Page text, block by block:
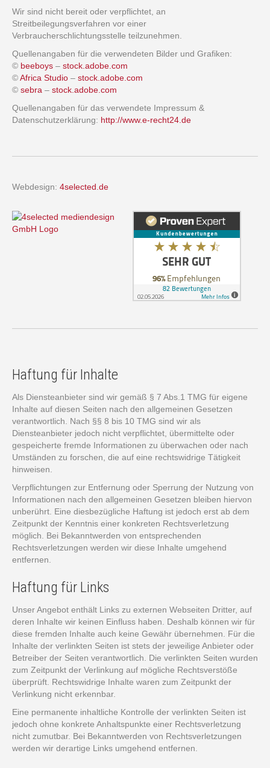
Wir sind nicht bereit oder verpflichtet, an
Streitbeilegungsverfahren vor einer
Verbraucherschlichtungsstelle teilzunehmen.
Quellenangaben für die verwendeten Bilder und Grafiken:
© beeboys – stock.adobe.com
©Africa Studio – stock.adobe.com
© sebra – stock.adobe.com
Quellenangaben für das verwendete Impressum &
Datenschutzerklärung: http://www.e-recht24.de
Webdesign: 4selected.de
Haftung für Inhalte
Als Diensteanbieter sind wir gemäß § 7 Abs.1 TMG für eigene
Inhalte auf diesen Seiten nach den allgemeinen Gesetzen
verantwortlich. Nach §§ 8 bis 10 TMG sind wir als
Diensteanbieter jedoch nicht verpflichtet, übermittelte oder
gespeicherte fremde Informationen zu überwachen oder nach
Umständen zu forschen, die auf eine rechtswidrige Tätigkeit
hinweisen.
Verpflichtungen zur Entfernung oder Sperrung der Nutzung von
Informationen nach den allgemeinen Gesetzen bleiben hiervon
unberührt. Eine diesbezügliche Haftung ist jedoch erst ab dem
Zeitpunkt der Kenntnis einer konkreten Rechtsverletzung
möglich. Bei Bekanntwerden von entsprechenden
Rechtsverletzungen werden wir diese Inhalte umgehend
entfernen.
Haftung für Links
Unser Angebot enthält Links zu externen Webseiten Dritter, auf
deren Inhalte wir keinen Einfluss haben. Deshalb können wir für
diese fremden Inhalte auch keine Gewähr übernehmen. Für die
Inhalte der verlinkten Seiten ist stets der jeweilige Anbieter oder
Betreiber der Seiten verantwortlich. Die verlinkten Seiten wurden
zum Zeitpunkt der Verlinkung auf mögliche Rechtsverstöße
überprüft. Rechtswidrige Inhalte waren zum Zeitpunkt der
Verlinkung nicht erkennbar.
Eine permanente inhaltliche Kontrolle der verlinkten Seiten ist
jedoch ohne konkrete Anhaltspunkte einer Rechtsverletzung
nicht zumutbar. Bei Bekanntwerden von Rechtsverletzungen
werden wir derartige Links umgehend entfernen.